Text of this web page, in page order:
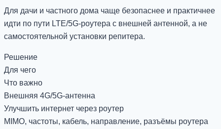
Для дачи и частного дома чаще безопаснее и практичнее
идти по пути LTE/5G-роутера с внешней антенной, а не
самостоятельной установки репитера.
Решение
Для чего
Что важно
Внешняя 4G/5G-антенна
Улучшить интернет через роутер
MIMO, частоты, кабель, направление, разъёмы роутера